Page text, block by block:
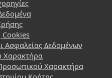
Cookies
Ασφαλείας Δεδομένων
Χαρακτήρα
Χαρακτήρα